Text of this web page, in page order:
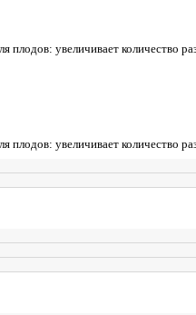
плодов: увеличивает количество
плодов: увеличивает количество